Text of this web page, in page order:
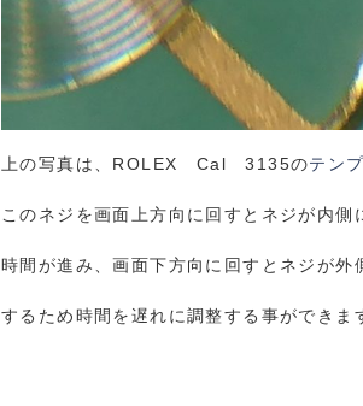
上の写真は、ROLEX Cal 3135のテンプ
このネジを画面上方向に回すとネジが内側
時間が進み、画面下方向に回すとネジが外
するため時間を遅れに調整する事ができま